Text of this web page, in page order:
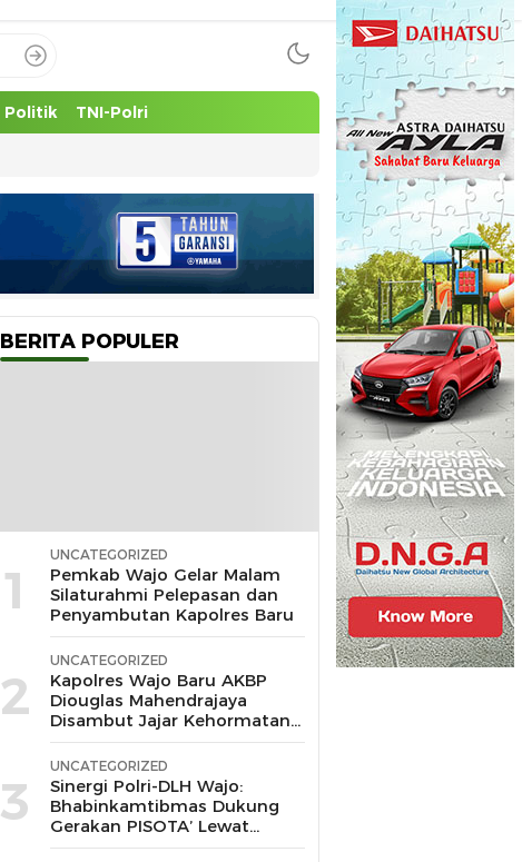
Politik TNI-Polri
BERITA POPULER
1
UNCATEGORIZED
Pemkab Wajo Gelar Malam
Silaturahmi Pelepasan dan
Penyambutan Kapolres Baru
2
UNCATEGORIZED
Kapolres Wajo Baru AKBP
Diouglas Mahendrajaya
Disambut Jajar Kehormatan
dan Tari Padduppa
3
UNCATEGORIZED
Sinergi Polri-DLH Wajo:
Bhabinkamtibmas Dukung
Gerakan PISOTA’ Lewat
Motor Sampah